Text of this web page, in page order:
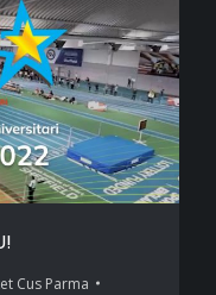
Cus Parma